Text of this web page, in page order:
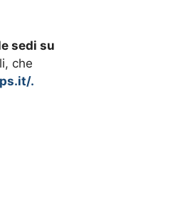
sedi su
che
.